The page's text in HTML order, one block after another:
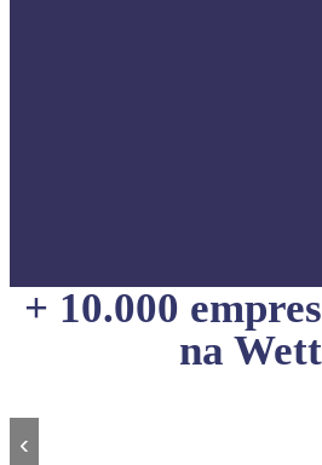
+ 10.000
na
‹